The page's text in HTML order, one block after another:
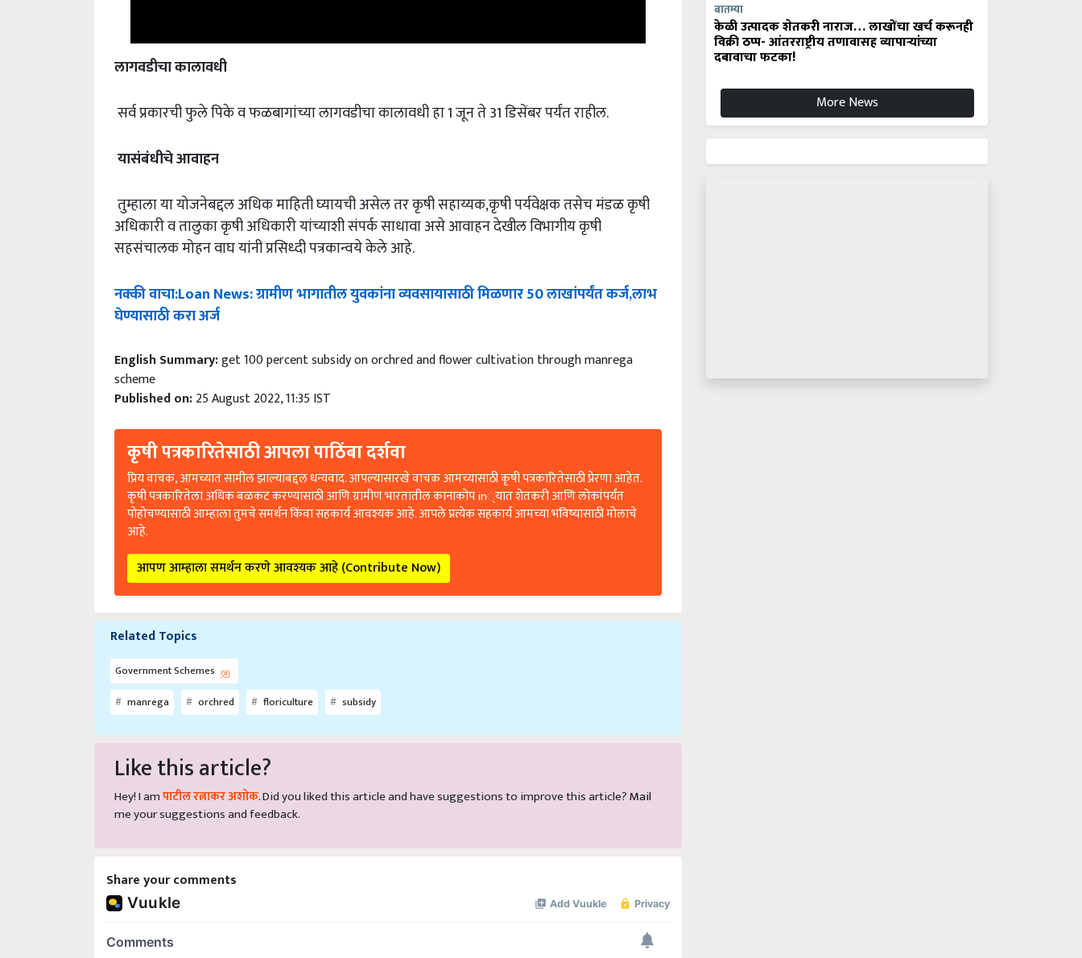
लागवडीचाकालावधी
सर्व प्रकारची फुले पिके व फळबागांच्या लागवडीचा कालावधी हा 1 जून ते 31 डिसेंबर पर्यंत राहील.
यासंबंधीचेआवाहन
तुम्हाला या योजनेबद्दल अधिक माहिती घ्यायची असेल तर कृषी सहाय्यक,कृषी पर्यवेक्षक तसेच मंडळ कृषी
अधिकारी व तालुका कृषी अधिकारी यांच्याशी संपर्क साधावा असे आवाहन देखील विभागीय कृषी
सहसंचालक मोहन वाघ यांनी प्रसिध्दी पत्रकान्वये केले आहे.
नक्कीवाचा:Loan News:ग्रामीणभागातीलयुवकांनाव्यवसायासाठीमिळणार50लाखांपर्यंतकर्ज,लाभ
घेण्यासाठीकराअर्ज
English Summary: get 100 percent subsidy on orchred and flower cultivation through manrega
scheme
Published on: 25 August 2022, 11:35 IST
कृषी पत्रकारितेसाठी आपला पाठिंबा दर्शवा
प्रिय वाचक, आमच्यात सामील झाल्याबद्दल धन्यवाद. आपल्यासारखे वाचक आमच्यासाठी कृषी पत्रकारितेसाठी प्रेरणा आहेत.
कृषी पत्रकारितेला अधिक बळकट करण्यासाठी आणि ग्रामीण भारतातील कानाकोप in्यात शेतकरी आणि लोकांपर्यंत
पोहोचण्यासाठी आम्हाला तुमचे समर्थन किंवा सहकार्य आवश्यक आहे. आपले प्रत्येक सहकार्य आमच्या भविष्यासाठी मोलाचे
आहे.
आपण आम्हाला समर्थन करणे आवश्यक आहे (Contribute Now)
Related Topics
Government Schemes
manrega
orchred floriculture subsidy
Like this article?
Hey! I am पाटील रत्नाकर अशोक . Did you liked this article and have suggestions to improve this article? Mail
me your suggestions and feedback.
Share your comments
बातम्या
केळी उत्पादक शेतकरी नाराज… लाखोंचा खर्च करूनही
विक्री ठप्प- आंतरराष्ट्रीय तणावासह व्यापाऱ्यांच्या
दबावाचा फटका!
More News